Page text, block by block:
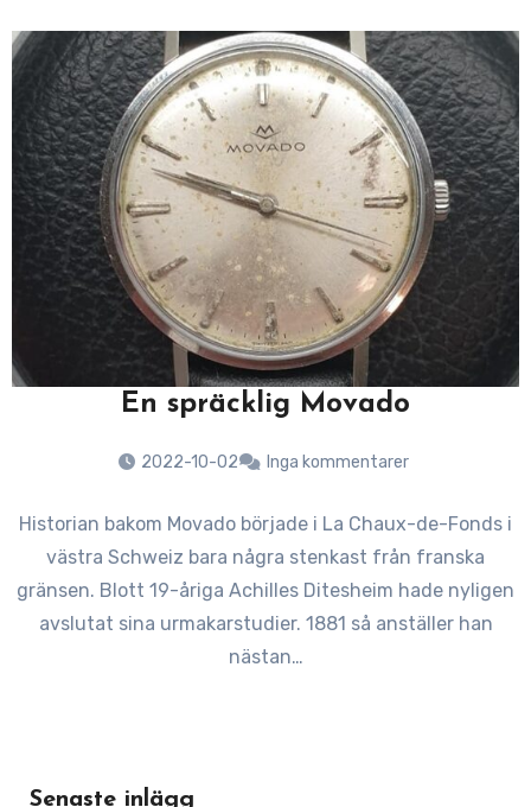
En spräcklig Movado
2022-10-02 Inga kommentarer
Historian bakom Movado började i La Chaux-de-Fonds i
västra Schweiz bara några stenkast från franska
gränsen. Blott 19-åriga Achilles Ditesheim hade nyligen
avslutat sina urmakarstudier. 1881 så anställer han
nästan…
Senaste inlägg